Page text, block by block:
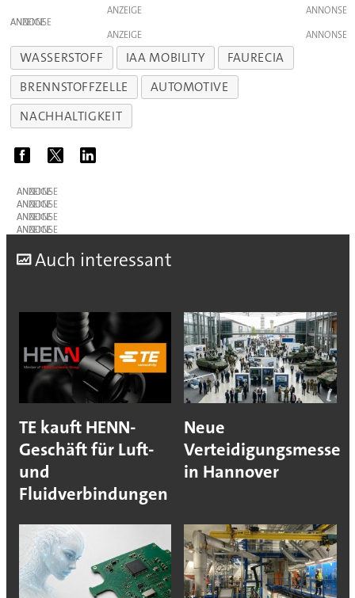
ANZEIGE
ANZEIGE
ANZEIGE
WASSERSTOFF IAA MOBILITY
FAURECIA
BRENNSTOFFZELLE
AUTOMOTIVE
NACHHALTIGKEIT
ANZEIGE
ANZEIGE
ANZEIGE
ANZEIGE
Auch interessant
TE kauft HENN-
Geschäft für Luft-
und
Fluidverbindungen
Neue
Verteidigungsmesse
in Hannover